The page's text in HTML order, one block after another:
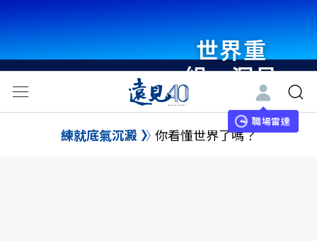
世界重
組・洞見
未來 與
世界領袖
職場雷達
練就底氣沉澱 你看懂世界了嗎？